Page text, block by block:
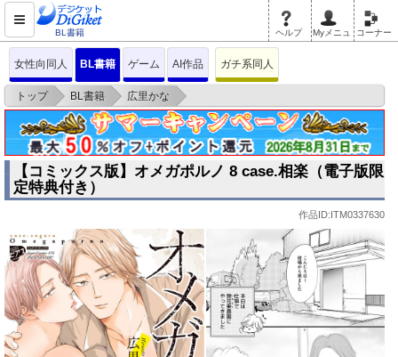
BL書籍 ヘルプ Myメニュ コーナー
女性向同人 BL書籍 ゲーム AI作品 ガチ系同人
トップ > BL書籍 > 広里かな
>
【コミックス版】オメガポルノ 8 case.相楽（電子版限定特典付き）
【コミックス版】オメガポルノ 8 case.相楽（電子版限
定特典付き）
作品ID:ITM0337630